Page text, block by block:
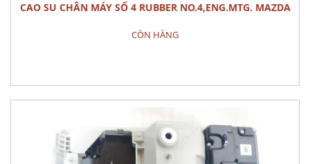
CAO SU CHÂN MÁY SỐ 4 RUBBER NO.4,ENG.MTG. MAZDA
CÒN HÀNG